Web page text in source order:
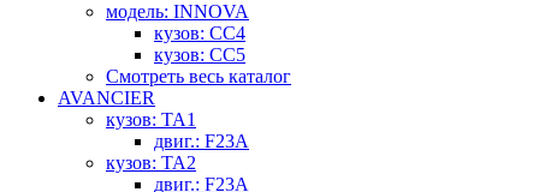
модель: INNOVA
кузов: CC4
кузов: CC5
Смотреть весь каталог
AVANCIER
кузов: TA1
двиг.: F23A
кузов: TA2
двиг.: F23A